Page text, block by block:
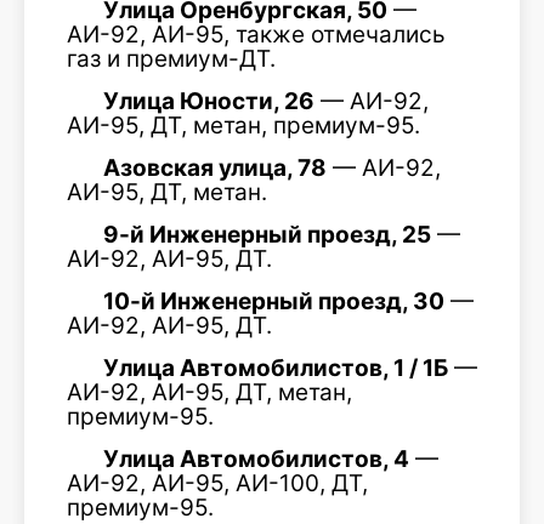
Улица Оренбургская, 50 —
АИ-92, АИ-95, также отмечались
газ и премиум-ДТ.
Улица Юности, 26 — АИ-92,
АИ-95, ДТ, метан, премиум-95.
Азовская улица, 78 — АИ-92,
АИ-95, ДТ, метан.
9-й Инженерный проезд, 25 —
АИ-92, АИ-95, ДТ.
10-й Инженерный проезд, 30 —
АИ-92, АИ-95, ДТ.
Улица Автомобилистов, 1 / 1Б —
АИ-92, АИ-95, ДТ, метан,
премиум-95.
Улица Автомобилистов, 4 —
АИ-92, АИ-95, АИ-100, ДТ,
премиум-95.